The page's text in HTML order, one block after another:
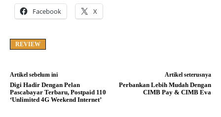
Facebook X
REVIEW
Artikel sebelum ini
Digi Hadir Dengan Pelan
Pascabayar Terbaru, Postpaid 110
‘Unlimited 4G Weekend Internet’
Artikel seterusnya
Perbankan Lebih Mudah Dengan
CIMB Pay & CIMB Eva